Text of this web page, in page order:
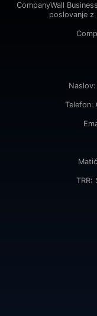
CompanyWall
poslovanje z
Naslov:
Telefon:
TRR: